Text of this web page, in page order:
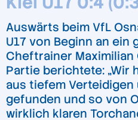
Auswärts beim VfL
U17 von Beginn an ein
Cheftrainer
Partie berichtete: „Wir
aus tiefem
gefunden und so von
wirklich klaren